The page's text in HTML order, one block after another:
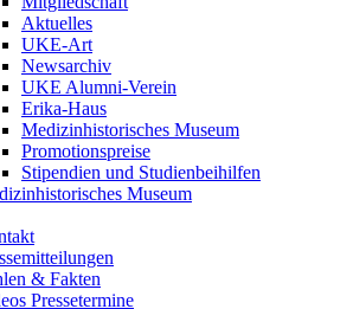
Aktuelles
UKE-Art
Newsarchiv
UKE Alumni-Verein
Erika-Haus
Medizinhistorisches Museum
Promotionspreise
Stipendien und Studienbeihilfen
Museum
& Fakten
Pressetermine